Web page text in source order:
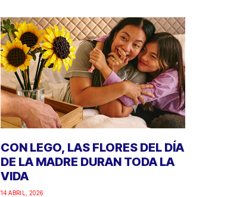
CON LEGO, LAS FLORES DEL DÍA
DE LA MADRE DURAN TODA LA
VIDA
14 ABRIL, 2026